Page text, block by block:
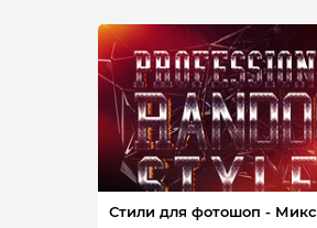
Стили для фотошоп - Микс